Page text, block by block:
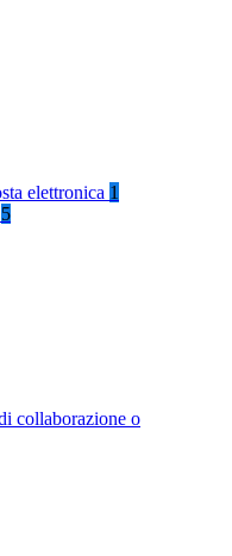
elettronica 1
5
collaborazione o